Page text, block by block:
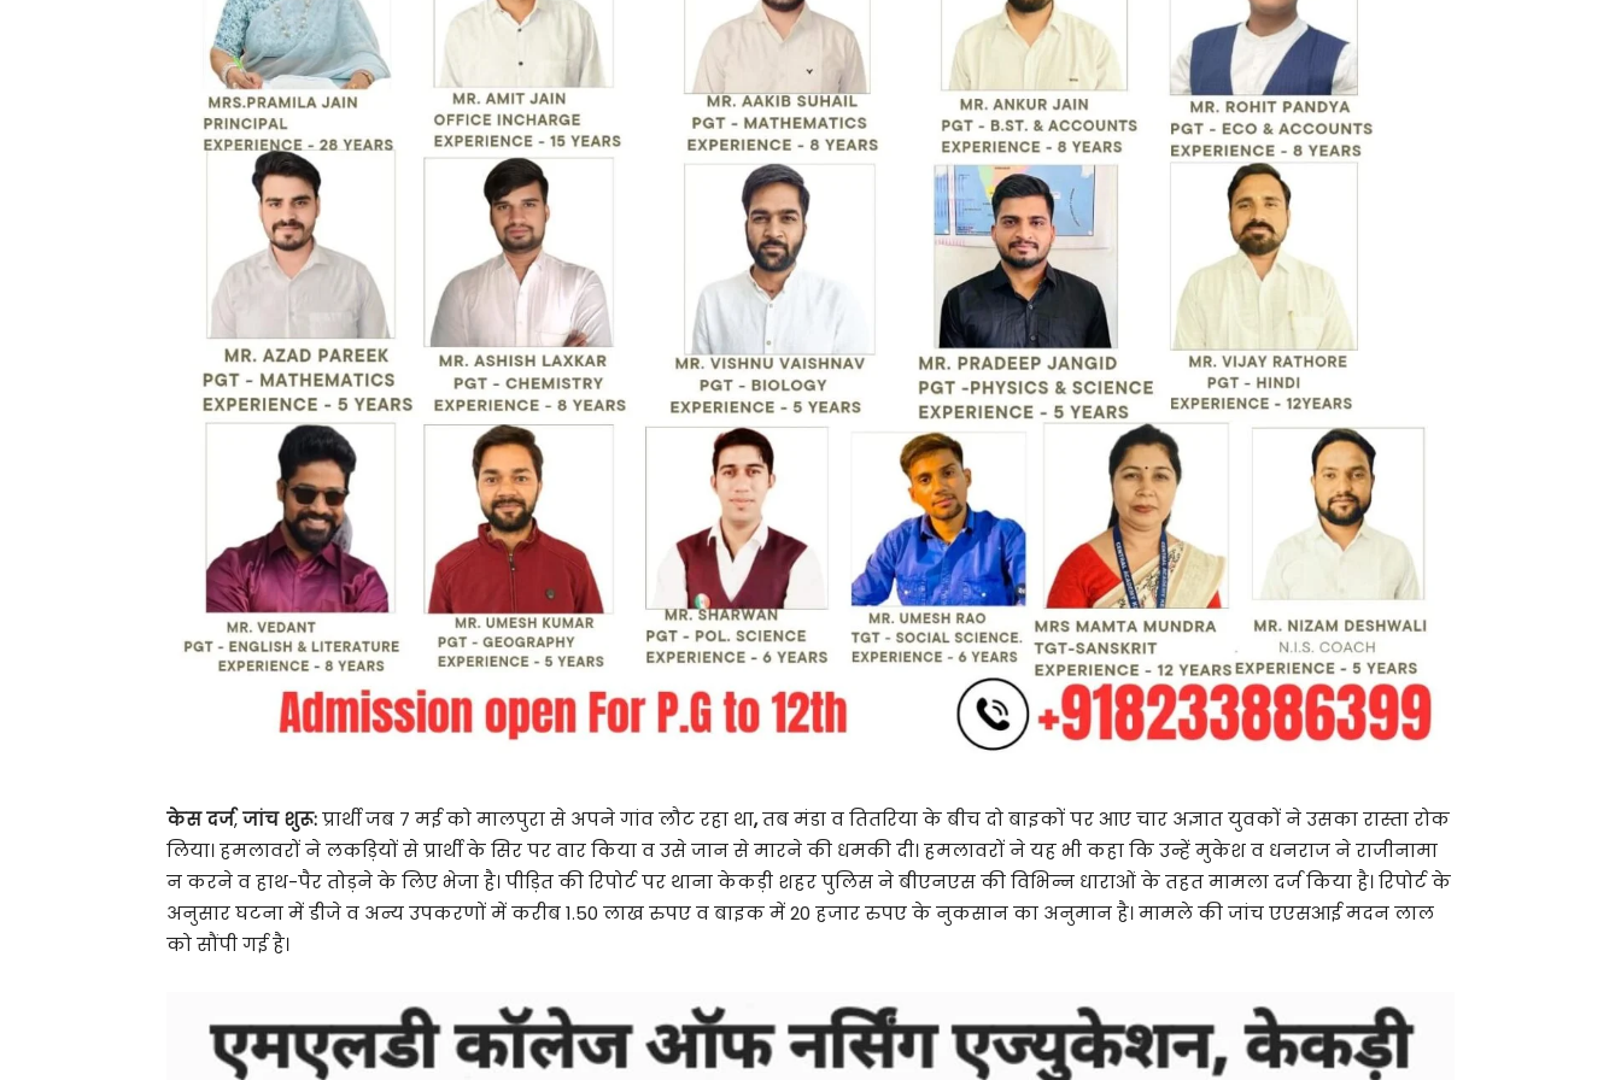
केस दर्ज,जांच शुरू:प्रार्थी जब 7 मई को मालपुरा से अपने गांव लौट रहा था,तब मंडा व तितरिया के बीच दो बाइकों पर आए चार अज्ञात युवकों ने उसका रास्ता रोक
लिया। हमलावरों ने लकड़ियों से प्रार्थी के सिर पर वार किया व उसे जान से मारने की धमकी दी। हमलावरों ने यह भी कहा कि उन्हें मुकेश व धनराज ने राजीनामा
न करने व हाथ-पैर तोड़ने के लिए भेजा है। पीड़ित की रिपोर्ट पर थाना केकड़ी शहर पुलिस ने बीएनएस की विभिन्न धाराओं के तहत मामला दर्ज किया है। रिपोर्ट के
अनुसार घटना में डीजे व अन्य उपकरणों में करीब 1.50 लाख रुपए व बाइक में 20 हजार रुपए के नुकसान का अनुमान है। मामले की जांच एएसआई मदन लाल
को सौंपी गई है।